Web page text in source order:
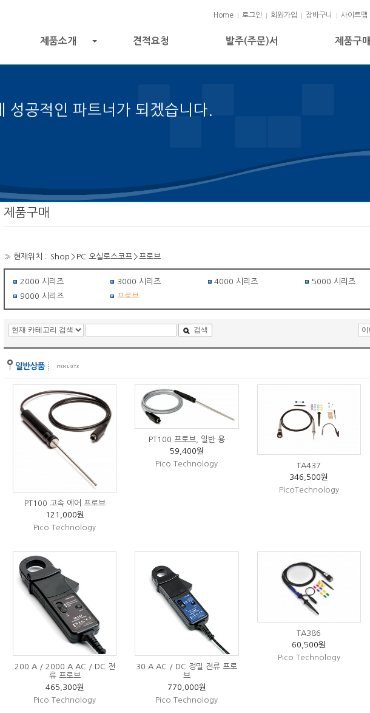
Home 로그인 회원가입 장바구니 사이트맵
제품소개 견적요청 발주(주문)서 제품구매
성공적인 파트너가 되겠습니다.
젝트 성공의 열쇠입니다.
제품구매
» 현재위치 : Shop > PC 오실로스코프 >프로브
2000 시리즈 3000 시리즈 4000 시리즈 5000 시리즈
9000 시리즈
프로브
검색
PT100 고속 에어 프로브
121,000원
Pico Technology
PT100 프로브, 일반 용
59,400원
Pico Technology
TA437
346,500원
PicoTechnology
200 A / 2000 A AC / DC 전
류 프로브
465,300원
Pico Technology
30 A AC / DC 정밀 전류 프로
브
770,000원
Pico Technology
TA386
60,500원
Pico Technology